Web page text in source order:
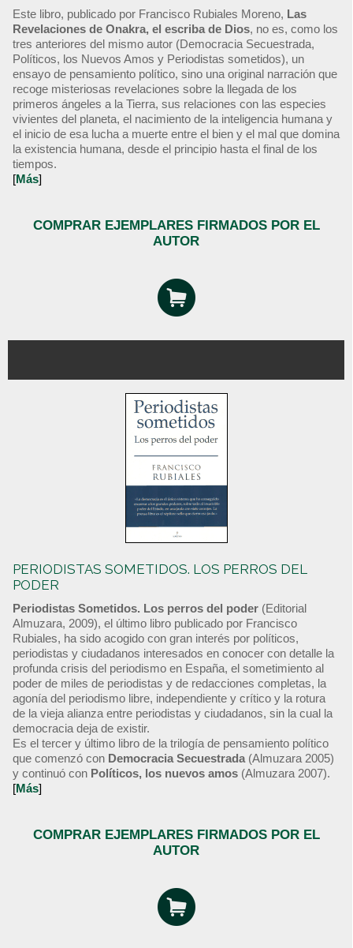
Este libro, publicado por Francisco Rubiales Moreno, Las
Revelaciones de Onakra, el escriba de Dios, no es, como los
tres anteriores del mismo autor (Democracia Secuestrada,
Políticos, los Nuevos Amos y Periodistas sometidos), un
ensayo de pensamiento político, sino una original narración que
recoge misteriosas revelaciones sobre la llegada de los
primeros ángeles a la Tierra, sus relaciones con las especies
vivientes del planeta, el nacimiento de la inteligencia humana y
el inicio de esa lucha a muerte entre el bien y el mal que domina
la existencia humana, desde el principio hasta el final de los
tiempos.
[Más]
COMPRAR EJEMPLARES FIRMADOS POR EL
AUTOR
PERIODISTAS SOMETIDOS. LOS PERROS DEL
PODER
Periodistas Sometidos. Los perros del poder (Editorial
Almuzara, 2009), el último libro publicado por Francisco
Rubiales, ha sido acogido con gran interés por políticos,
periodistas y ciudadanos interesados en conocer con detalle la
profunda crisis del periodismo en España, el sometimiento al
poder de miles de periodistas y de redacciones completas, la
agonía del periodismo libre, independiente y crítico y la rotura
de la vieja alianza entre periodistas y ciudadanos, sin la cual la
democracia deja de existir.
Es el tercer y último libro de la trilogía de pensamiento político
que comenzó con Democracia Secuestrada (Almuzara 2005)
y continuó con Políticos, los nuevos amos (Almuzara 2007).
[Más]
COMPRAR EJEMPLARES FIRMADOS POR EL
AUTOR